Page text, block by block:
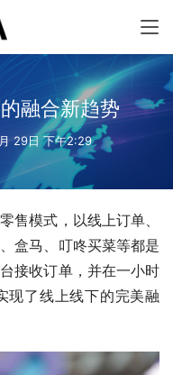
融合新趋势
29日 下午2:29
售模式，以线上订单、
盒马、叮咚买菜等都是
接收订单，并在一小时
现了线上线下的完美融